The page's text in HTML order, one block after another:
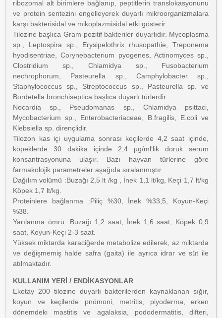
ribozomal alt birimlere bağlanıp, peptitlerin translokasyonunu
ve protein sentezini engelleyerek duyarlı mikroorganizmalara
karşı bakterisidal ve mikoplazmisidal etki gösterir.
Tilozine başlıca Gram-pozitif bakteriler duyarlıdır. Mycoplasma
sp., Leptospira sp., Erysipelothrix rhusopathie, Treponema
hyodisentriae, Corynebacterium pyogenes, Actinomyces sp.,
Clostridium sp., Chlamidya sp., Fusobacterium
nechrophorum, Pasteurella sp., Camphylobacter sp.,
Staphylococcus sp., Streptococcus sp., Pasteurella sp. ve
Bordetella bronchiseptica başlıca duyarlı türlerdir.
Nocardia sp., Pseudomanas sp., Chlamidya psittaci,
Mycobacterium sp., Enterobacteriaceae, B.fragilis, E.coli ve
Klebsiella sp. dirençlidir.
Tilozon kas içi uygulama sonrası keçilerde 4,2 saat içinde,
köpeklerde 30 dakika içinde 2,4 µg/ml‘lik doruk serum
konsantrasyonuna ulaşır. Bazı hayvan türlerine göre
farmakolojik parametreler aşağıda sıralanmıştır.
Dağılım volümü :Buzağı 2,5 lt /kg , İnek 1,1 lt/kg, Keçi 1,7 lt/kg
Köpek 1,7 lt/kg.
Proteinlere bağlanma :Piliç %30, İnek %33,5, Koyun-Keçi
%38.
Yarılanma ömrü :Buzağı 1,2 saat, İnek 1,6 saat, Köpek 0,9
saat, Koyun-Keçi 2-3 saat.
Yüksek miktarda karaciğerde metabolize edilerek, az miktarda
ve değişmemiş halde safra (gaita) ile ayrıca idrar ve süt ile
atılmaktadır.
KULLANIM YERİ / ENDİKASYONLAR
Ekotay 200 tilozine duyarlı bakterilerden kaynaklanan sığır,
koyun ve keçilerde pnömoni, metritis, piyoderma, erken
dönemdeki mastitis ve agalaksia, pododermatitis, difteri,